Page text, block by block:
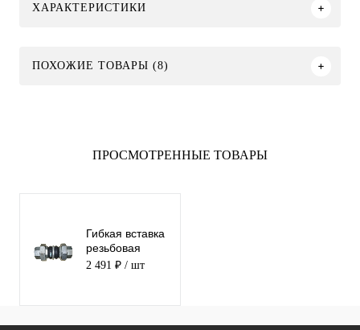
ХАРАКТЕРИСТИКИ
ПОХОЖИЕ ТОВАРЫ (8)
ПРОСМОТРЕННЫЕ ТОВАРЫ
Гибкая вставка
резьбовая
ABRA-EJS-30-
2 491 ₽ / шт